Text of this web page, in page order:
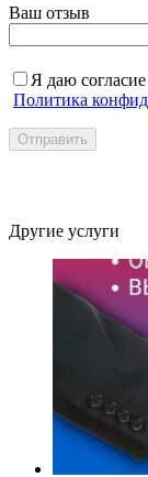
Ваш отзыв
Я даю
Политика
Отправить
Другие услуги